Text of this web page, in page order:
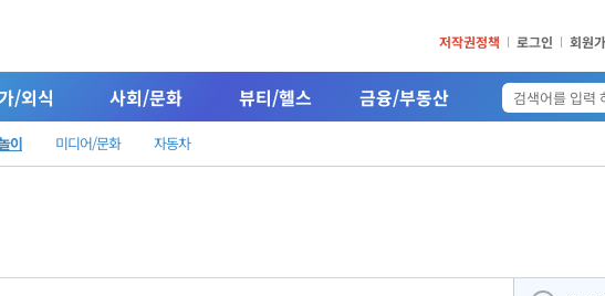
저작권정책 로그인 회원
/외식 사회/문화 뷰티/헬스 금융/부동산
이 미디어/문화 자동차